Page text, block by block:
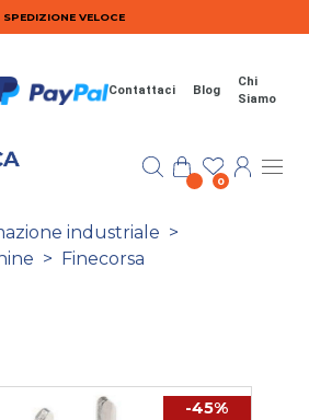
SPEDIZIONE VELOCE
Contattaci Blog
Chi
Siamo
0
industriale >
> Finecorsa
-45%